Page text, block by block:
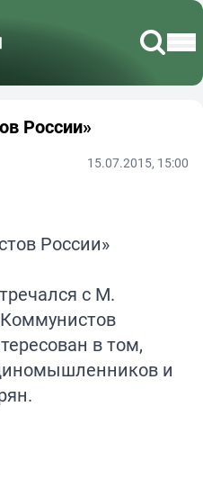
России»
15.07.2015, 15:00
с М.
в том,
и